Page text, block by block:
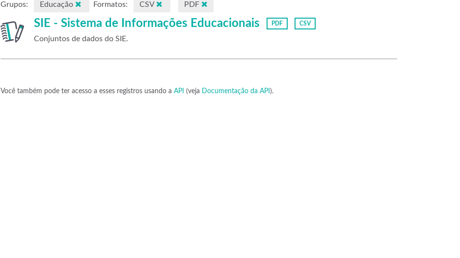
Grupos: Educação Formatos: CSV PDF
SIE - Sistema de Informações Educacionais PDF CSV
Conjuntos de dados do SIE.
Você também pode ter acesso a esses registros usando a API (veja Documentação da API ).